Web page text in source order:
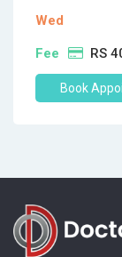
Wed
Fee RS
Book